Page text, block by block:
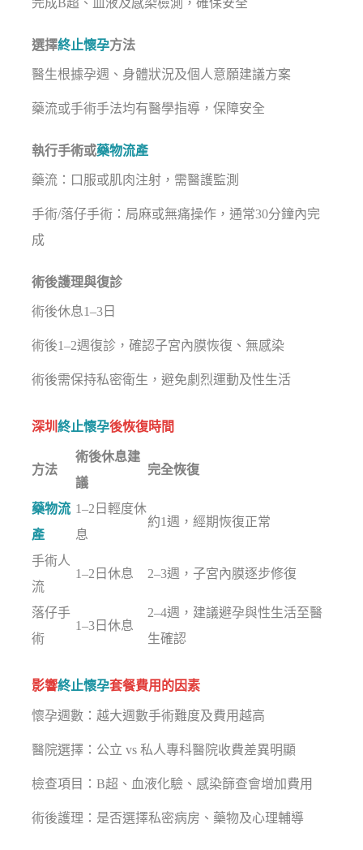
選擇終止懷孕方法
醫生根據孕週、身體狀況及個人意願建議方案
藥流或手術手法均有醫學指導，保障安全
執行手術或藥物流產
藥流：口服或肌肉注射，需醫護監測
手術/落仔手術：局麻或無痛操作，通常30分鐘內完
成
術後護理與復診
術後休息1–3日
術後1–2週復診，確認子宮內膜恢復、無感染
術後需保持私密衛生，避免劇烈運動及性生活
深圳終止懷孕後恢復時間
方法
術後休息建
議
完全恢復
藥物流
產
1–2日輕度休
息
約1週，經期恢復正常
手術人
流
1–2日休息 2–3週，子宮內膜逐步修復
落仔手
術
1–3日休息
2–4週，建議避孕與性生活至醫
生確認
影響終止懷孕套餐費用的因素
懷孕週數：越大週數手術難度及費用越高
醫院選擇：公立 vs 私人專科醫院收費差異明顯
檢查項目：B超、血液化驗、感染篩查會增加費用
術後護理：是否選擇私密病房、藥物及心理輔導